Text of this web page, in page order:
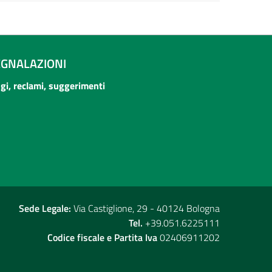
reclami, suggerimenti
Sede Legale: Via Castiglione, 29 - 40124 Bologna
Tel. +39.051.6225111
Codice fiscale e Partita Iva02406911202